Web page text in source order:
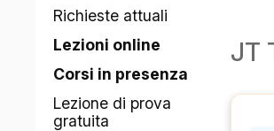
Richieste attuali
Lezioni online
Corsi in presenza
Lezione di prova
gratuita
JT